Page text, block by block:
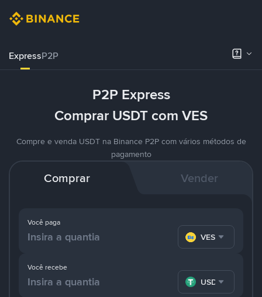
ExpressP2P
P2P Express
Comprar USDT com VES
Compre e venda USDT na Binance P2P com vários métodos de
pagamento
Comprar Vender
Você paga
VES
Você recebe
USDT